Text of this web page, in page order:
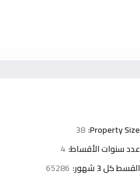
Property Size:
38
عدد سنوات الأقساط: 4
القسط كل 3 شهور:
65286